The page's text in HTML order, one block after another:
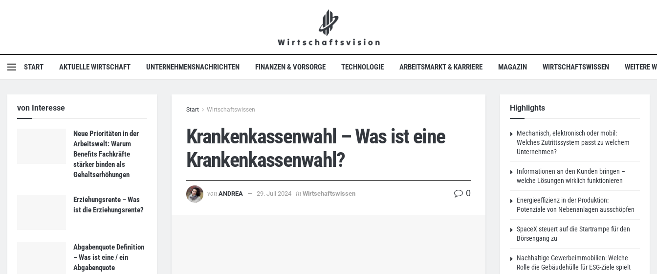
START AKTUELLE WIRTSCHAFT UNTERNEHMENSNACHRICHTEN FINANZEN & VORSORGE TECHNOLOGIE ARBEITSMARKT & KARRIERE MAGAZIN WIRTSCHAFTSWISSEN WEITERE
Start Wirtschaftswissen
Krankenkassenwahl – Was ist eine
Krankenkassenwahl?
von ANDREA 29. Juli 2024 in Wirtschaftswissen 0
von Interesse
Neue Prioritäten in der
Arbeitswelt: Warum
Benefits Fachkräfte
stärker binden als
Gehaltserhöhungen
Erziehungsrente – Was
ist die Erziehungsrente?
Abgabenquote Definition
– Was ist eine / ein
Abgabenquote
Highlights
Mechanisch, elektronisch oder mobil:
Welches Zutrittssystem passt zu welchem
Unternehmen?
Informationen an den Kunden bringen –
welche Lösungen wirklich funktionieren
Energieeffizienz in der Produktion:
Potenziale von Nebenanlagen ausschöpfen
SpaceX steuert auf die Startrampe für den
Börsengang zu
Nachhaltige Gewerbeimmobilien: Welche
Rolle die Gebäudehülle für ESG-Ziele spielt